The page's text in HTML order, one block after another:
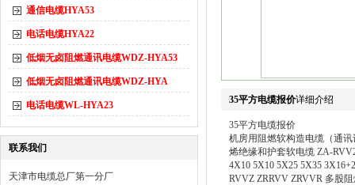
通信电缆HYA53
电话电缆HYA22
低烟无卤阻燃通讯电缆WDZ-HYA53
低烟无卤阻燃通讯电缆WDZ-HYA
电话电缆WL-HYA23
联系我们
天津市电缆总厂第一分厂
35平方电缆报价详细介绍
35平方电缆报价
机房用阻燃软构造电缆（通
烯绝缘和护套软电缆 ZA-
4X10 5X10 5X25 5X35
RVVZ ZRRVV ZRVVR 多股